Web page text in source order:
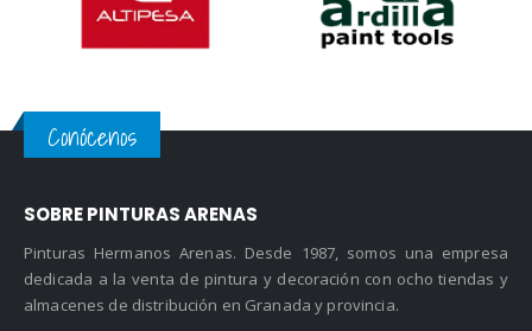
Conócenos
SOBRE PINTURAS ARENAS
Pinturas Hermanos Arenas. Desde 1987, somos una empresa
dedicada a la venta de pintura y decoración con ocho tiendas y
almacenes de distribución en Granada y provincia.